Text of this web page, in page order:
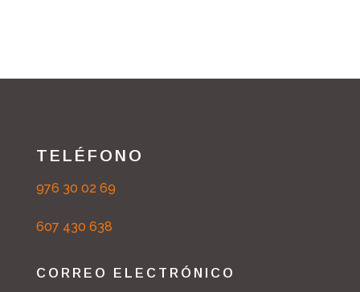
TELÉFONO
976 30 02 69
607 430 638
CORREO ELECTRÓNICO